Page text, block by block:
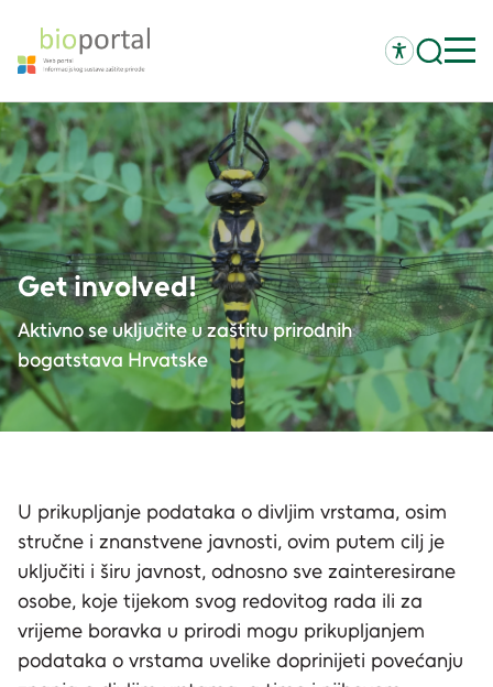
Get involved!
Aktivno se uključite u zaštitu prirodnih
bogatstava Hrvatske
U prikupljanje podataka o divljim vrstama, osim
stručne i znanstvene javnosti, ovim putem cilj je
uključiti i širu javnost, odnosno sve zainteresirane
osobe, koje tijekom svog redovitog rada ili za
vrijeme boravka u prirodi mogu prikupljanjem
podataka o vrstama uvelike doprinijeti povećanju